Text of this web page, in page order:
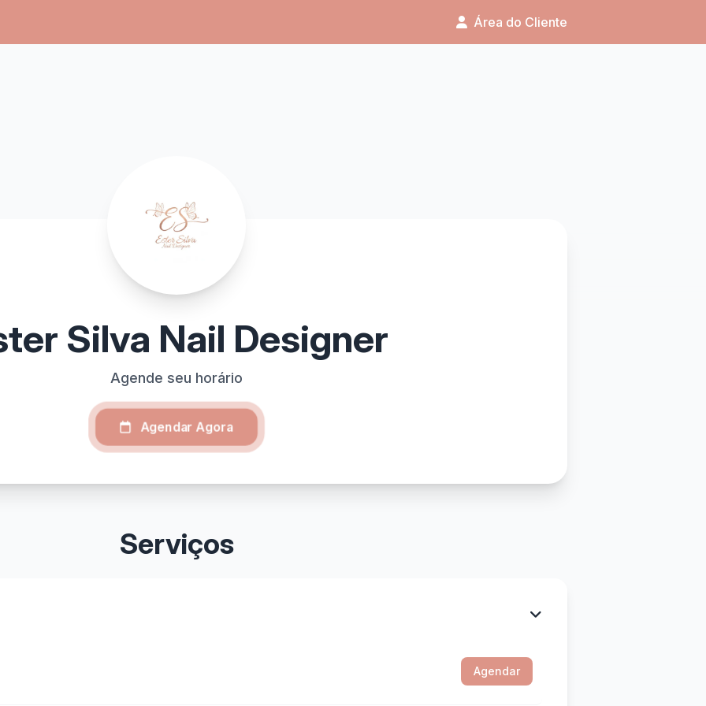
Área do Cliente
Silva Nail Designer
Agende seu horário
Agendar Agora
Serviços
Agendar